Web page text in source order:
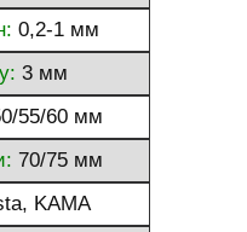
0,2-1 мм
3 мм
55/60 мм
70/75 мм
KAMA